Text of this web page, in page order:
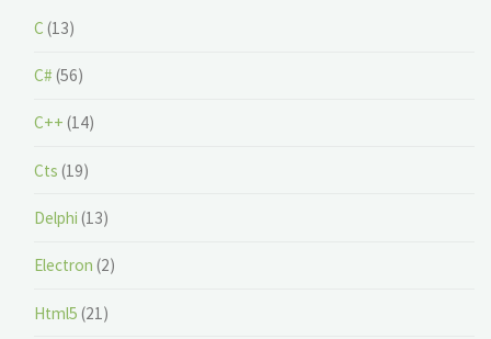
C (13)
C# (56)
C++ (14)
Cts (19)
Delphi (13)
Electron (2)
Html5 (21)